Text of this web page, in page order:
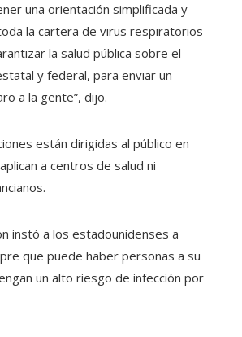
una orientación simplificada y
la cartera de virus respiratorios
la salud pública sobre el
y federal, para enviar un
a la gente”, dijo.
están dirigidas al público en
a centros de salud ni
instó a los estadounidenses a
que puede haber personas a su
un alto riesgo de infección por